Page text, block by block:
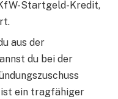
Startgeld-Kredit,
aus der
du bei der
ist ein tragfähiger